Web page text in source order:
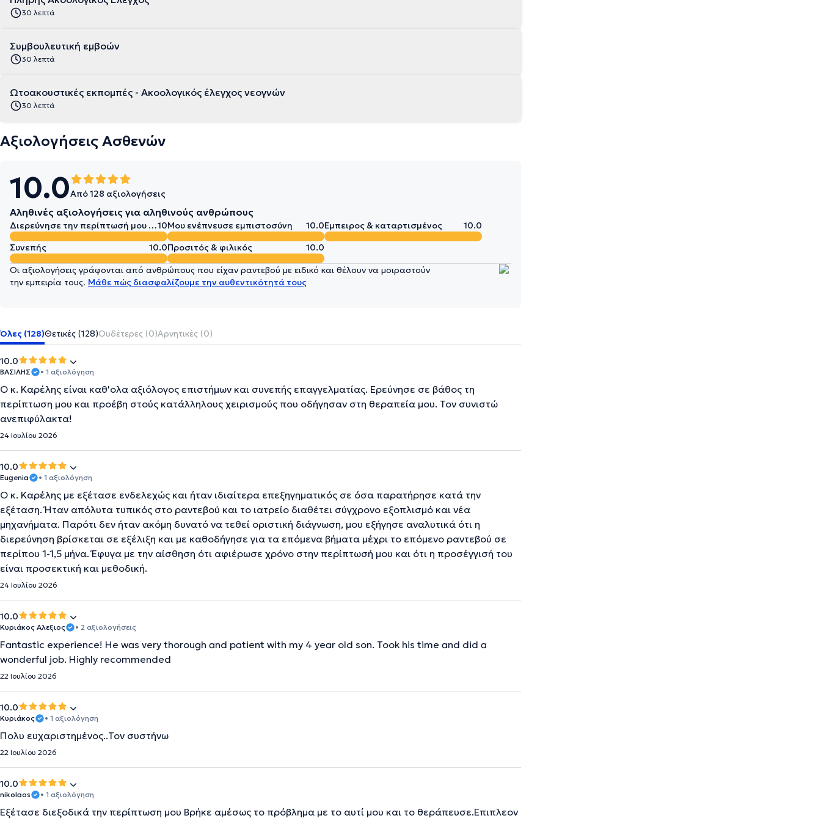
30 λεπτά
Συμβουλευτική εμβοών
30 λεπτά
Ωτοακουστικές εκπομπές - Ακοολογικός έλεγχος νεογνών
30 λεπτά
Αξιολογήσεις Ασθενών
10.0Από 128 αξιολογήσεις
Αληθινές αξιολογήσεις για αληθινούς ανθρώπους
Διερεύνησε την περίπτωσή μου σε βάθος10Μου ενέπνευσε εμπιστοσύνη 10.0Έμπειρος & καταρτισμένος
10.0
Συνεπής
10.0Προσιτός & φιλικός 10.0
Οι αξιολογήσεις γράφονται από ανθρώπους που είχαν ραντεβού με ειδικό και θέλουν να μοιραστούν
την εμπειρία τους. Μάθε πώς διασφαλίζουμε την αυθεντικότητά τους
Όλες (128)Θετικές (128)Ουδέτερες (0)Αρνητικές (0)
10.0
ΒΑΣΙΛΗΣ • 1 αξιολόγηση
Ο κ. Καρέλης είναι καθ'ολα αξιόλογος επιστήμων και συνεπής επαγγελματίας. Ερεύνησε σε βάθος τη
περίπτωση μου και προέβη στούς κατάλληλους χειρισμούς που οδήγησαν στη θεραπεία μου. Τον συνιστώ
ανεπιφύλακτα!
24 Ιουλίου 2026
10.0
Eugenia • 1 αξιολόγηση
Ο κ. Καρέλης με εξέτασε ενδελεχώς και ήταν ιδιαίτερα επεξηγηματικός σε όσα παρατήρησε κατά την
εξέταση. Ήταν απόλυτα τυπικός στο ραντεβού και το ιατρείο διαθέτει σύγχρονο εξοπλισμό και νέα
μηχανήματα. Παρότι δεν ήταν ακόμη δυνατό να τεθεί οριστική διάγνωση, μου εξήγησε αναλυτικά ότι η
διερεύνηση βρίσκεται σε εξέλιξη και με καθοδήγησε για τα επόμενα βήματα μέχρι το επόμενο ραντεβού σε
περίπου 1-1,5 μήνα. Έφυγα με την αίσθηση ότι αφιέρωσε χρόνο στην περίπτωσή μου και ότι η προσέγγισή του
είναι προσεκτική και μεθοδική.
24 Ιουλίου 2026
10.0
Κυριάκος Αλεξιος • 2 αξιολογήσεις
Fantastic experience! He was very thorough and patient with my 4 year old son. Took his time and did a
wonderful job. Highly recommended
22 Ιουλίου 2026
10.0
Κυριάκος • 1 αξιολόγηση
Πολυ ευχαριστημένος..Τον συστήνω
22 Ιουλίου 2026
10.0
nikolaos • 1 αξιολόγηση
Εξέτασε διεξοδικά την περίπτωση μου Βρήκε αμέσως το πρόβλημα με το αυτί μου και το θεράπευσε.Επιπλεον